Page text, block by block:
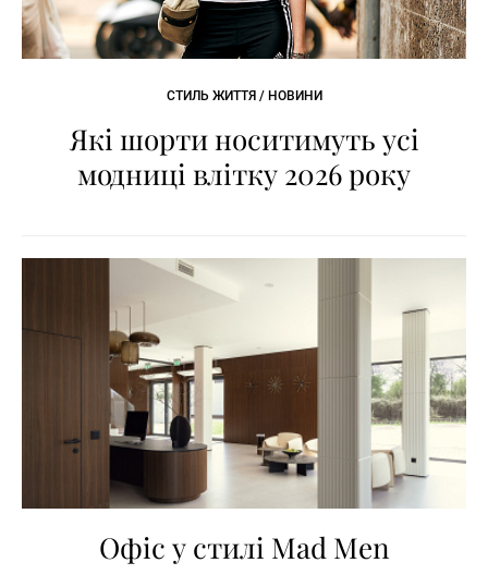
СТИЛЬ ЖИТТЯ / НОВИНИ
Які шорти носитимуть усі
модниці влітку 2026 року
Офіс у стилі Mad Men